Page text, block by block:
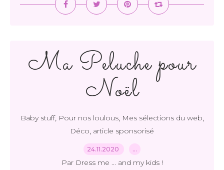
Ma Peluche pour
Noël
Baby stuff, Pour nos loulous, Mes sélections du web,
Déco, article sponsorisé
24.11.2020 …
Par Dress me ... and my kids !